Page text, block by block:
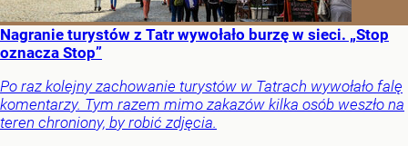
Nagranie turystów z Tatr wywołało burzę w sieci. „Stop
oznacza Stop”
Po raz kolejny zachowanie turystów w Tatrach wywołało falę
komentarzy. Tym razem mimo zakazów kilka osób weszło na
teren chroniony, by robić zdjęcia.